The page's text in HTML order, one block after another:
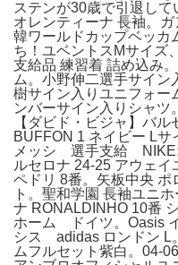
ステンが30歳で引退し
オレンティーナ 長袖。
韓ワールドカップベッカ
ち！ユベントスMサイズ
支給品 練習着 詰め込み
ム。小野伸二選手サイ
樹サイン入りユニフォー
ンバーサイン入りシャツ
【ダビド・ビジャ】バ
BUFFON 1 ネイビー L
メッシ 選手支給 NIKE
ルセロナ 24-25 アウェイ
ペドリ 8番。矢板中央 ポ
ト。聖和学園 長袖ユニ
ナ RONALDINHO 10番
ホーム ドイツ。Oasis
シス adidas ロンドン L
ムフルセット紫白。04-